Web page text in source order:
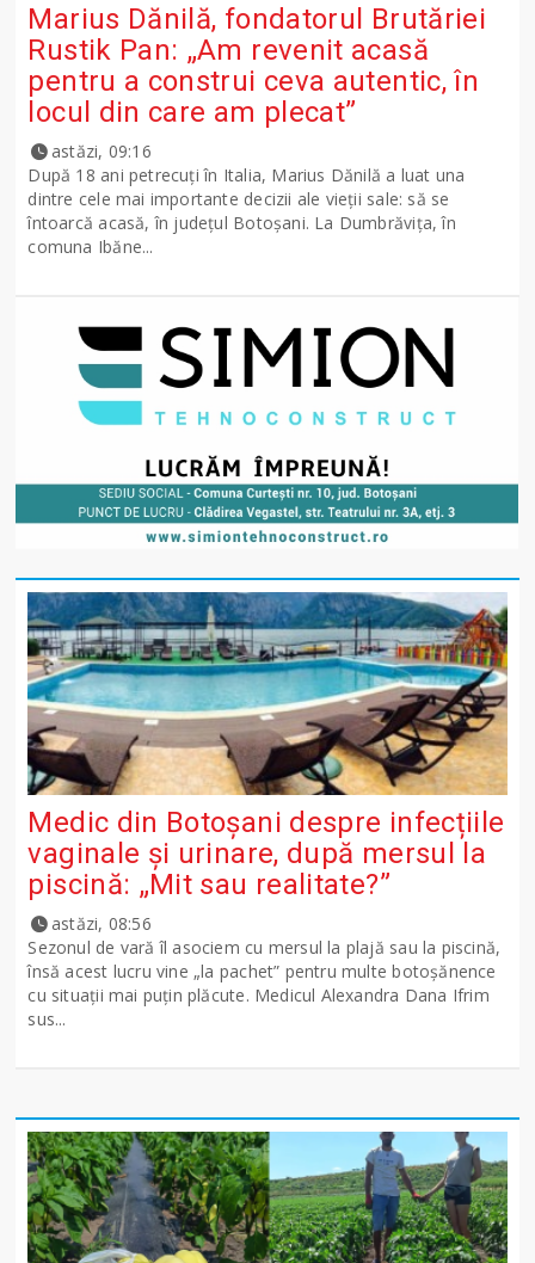
Marius Dănilă, fondatorul Brutăriei
Rustik Pan: „Am revenit acasă
pentru a construi ceva autentic, în
locul din care am plecat”
astăzi, 09:16
După 18 ani petrecuți în Italia, Marius Dănilă a luat una
dintre cele mai importante decizii ale vieții sale: să se
întoarcă acasă, în județul Botoșani. La Dumbrăvița, în
comuna Ibăne...
Medic din Botoșani despre infecțiile
vaginale și urinare, după mersul la
piscină: „Mit sau realitate?”
astăzi, 08:56
Sezonul de vară îl asociem cu mersul la plajă sau la piscină,
însă acest lucru vine „la pachet” pentru multe botoșănence
cu situații mai puțin plăcute. Medicul Alexandra Dana Ifrim
sus...